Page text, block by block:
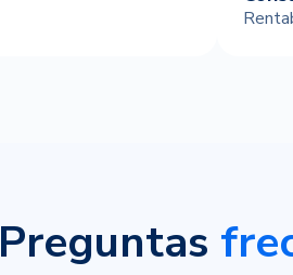
Preguntas